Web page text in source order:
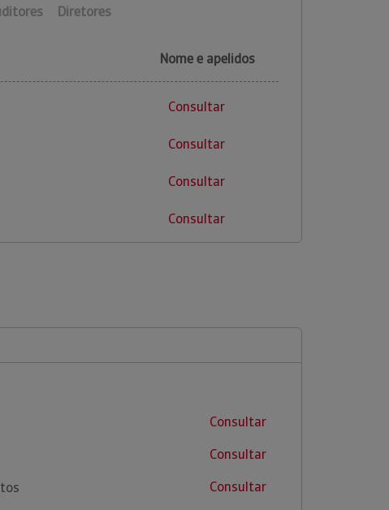
Diretores
Nome e apelidos
Consultar
Consultar
Consultar
Consultar
Consultar
Consultar
Consultar